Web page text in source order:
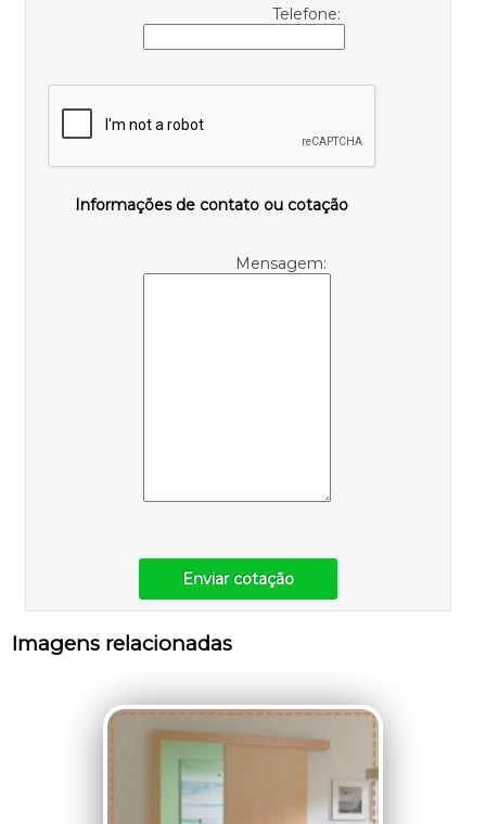
Telefone:
Informações de contato ou cotação
Mensagem:
Enviar cotação
Imagens relacionadas